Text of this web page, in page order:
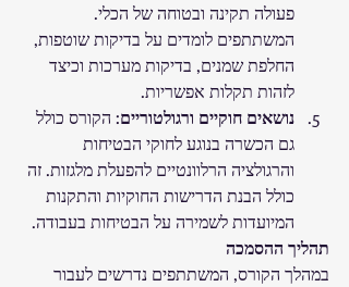
פעולה תקינה ובטוחה של הכלי.
המשתתפים לומדים על בדיקות שוטפות,
החלפת שמנים, בדיקות מערכות וכיצד
לזהות תקלות אפשריות.
נושאים חוקיים ורגולטוריים: הקורס כולל
גם הכשרה בנוגע לחוקי הבטיחות
והרגולציה הרלוונטיים להפעלת מלגזות. זה
כולל הבנת הדרישות החוקיות והתקנות
המיועדות לשמירה על הבטיחות בעבודה.
תהליך ההסמכה
במהלך הקורס, המשתתפים נדרשים לעבור